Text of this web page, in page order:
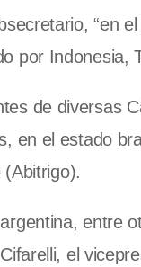
“en
por Indonesia,
de diversas
en el estado
entre
el